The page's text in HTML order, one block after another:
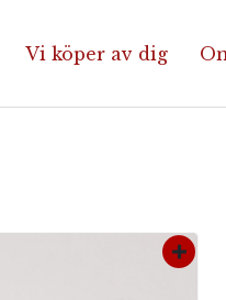
Vi köper av dig